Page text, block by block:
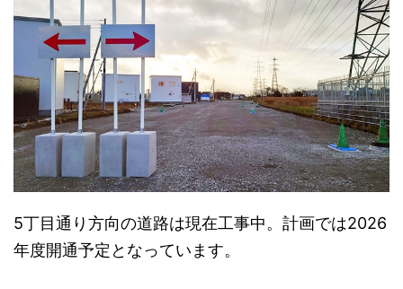
5丁目通り方向の道路は現在工事中。計画では2026
年度開通予定となっています。